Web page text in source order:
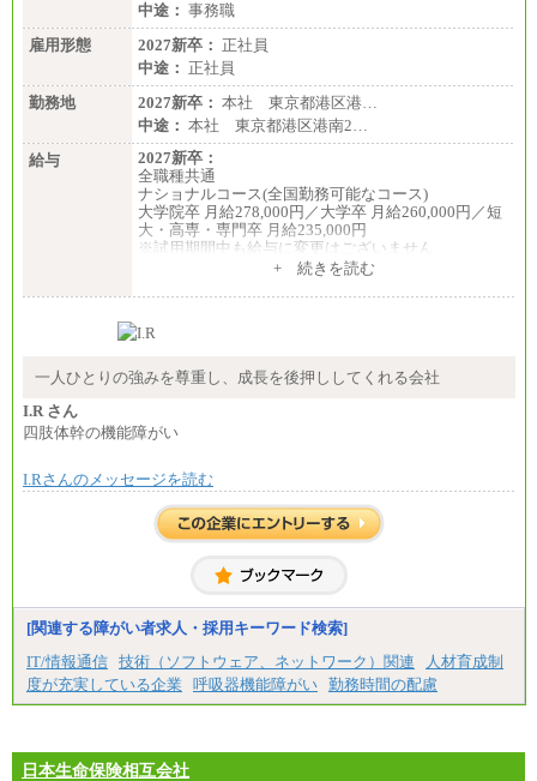
中途： 事務職
雇用形態
2027新卒： 正社員
中途： 正社員
勤務地
2027新卒： 本社 東京都港区港…
中途： 本社 東京都港区港南2…
給与
2027新卒：
全職種共通
ナショナルコース(全国勤務可能なコース)
大学院卒 月給278,000円／大学卒 月給260,000円／短
大・高専・専門卒 月給235,000円
※試用期間中も給与に変更はございません
大学院卒 月給264,000円／大学卒 月給250,000円／短
※試用期間中も給与に変更はございません
月給：250,000円～400,000円
+ 続きを読む
一人ひとりの強みを尊重し、成長を後押ししてくれる会社
I.R さん
四肢体幹の機能障がい
I.Rさんのメッセージを読む
[関連する障がい者求人・採用キーワード検索]
IT/情報通信 技術（ソフトウェア、ネットワーク）関連
人材育成制
度が充実している企業
呼吸器機能障がい 勤務時間の配慮
日本生命保険相互会社